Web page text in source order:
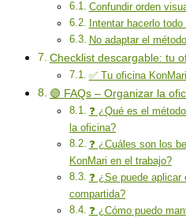
Confundir orden
Intentar hacerlo
No adaptar el
Checklist descargable: tu
✅ Tu oficina
🟢 FAQs – Organizar la
❓ ¿Qué es el
la oficina?
❓ ¿Cuáles son los
KonMari en el trabajo?
❓ ¿Se puede
compartida?
❓ ¿Cómo puedo